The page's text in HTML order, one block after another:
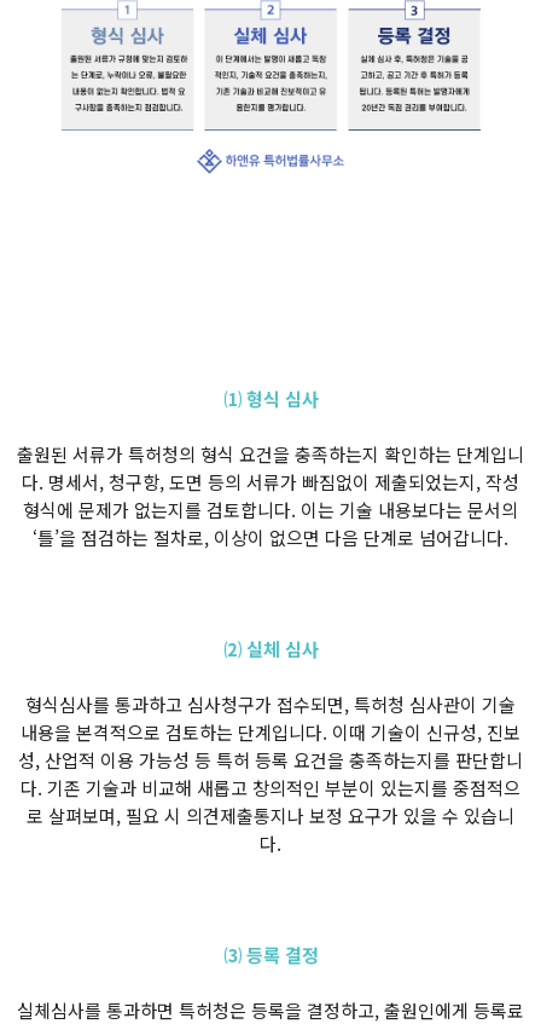
⑴ 형식 심사
출원된 서류가 특허청의 형식 요건을 충족하는지 확인하는 단계입니
다. 명세서, 청구항, 도면 등의 서류가 빠짐없이 제출되었는지, 작성
형식에 문제가 없는지를 검토합니다. 이는 기술 내용보다는 문서의
‘틀’을 점검하는 절차로, 이상이 없으면 다음 단계로 넘어갑니다.
⑵ 실체 심사
형식심사를 통과하고 심사청구가 접수되면, 특허청 심사관이 기술
내용을 본격적으로 검토하는 단계입니다. 이때 기술이 신규성, 진보
성, 산업적 이용 가능성 등 특허 등록 요건을 충족하는지를 판단합니
다. 기존 기술과 비교해 새롭고 창의적인 부분이 있는지를 중점적으
로 살펴보며, 필요 시 의견제출통지나 보정 요구가 있을 수 있습니
다.
⑶ 등록 결정
실체심사를 통과하면 특허청은 등록을 결정하고, 출원인에게 등록료